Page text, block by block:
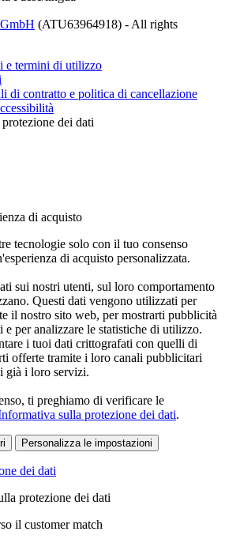
(ATU63964918) - All rights
e termini di utilizzo
di contratto e politica di cancellazione
dei dati
di acquisto
tecnologie solo con il tuo consenso
di acquisto personalizzata.
sui nostri utenti, sul loro comportamento
Questi dati vengono utilizzati per
il nostro sito web, per mostrarti pubblicità
e per analizzare le statistiche di utilizzo.
i tuoi dati crittografati con quelli di
offerte tramite i loro canali pubblicitari
già i loro servizi.
ti preghiamo di verificare le
sulla protezione dei dati.
Personalizza le impostazioni
dei dati
protezione dei dati
il customer match